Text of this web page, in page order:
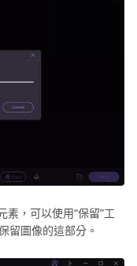
，可以使用“保留”工
留圖像的這部分。